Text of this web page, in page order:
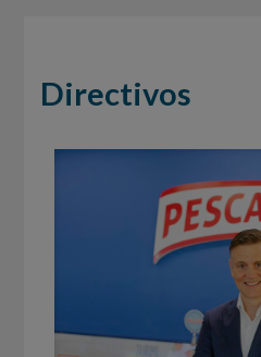
Directivos